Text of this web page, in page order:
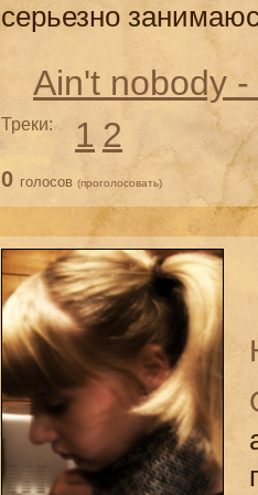
серьезно
Ain't nobody
Треки: 1 2
0 голосов (проголосовать)